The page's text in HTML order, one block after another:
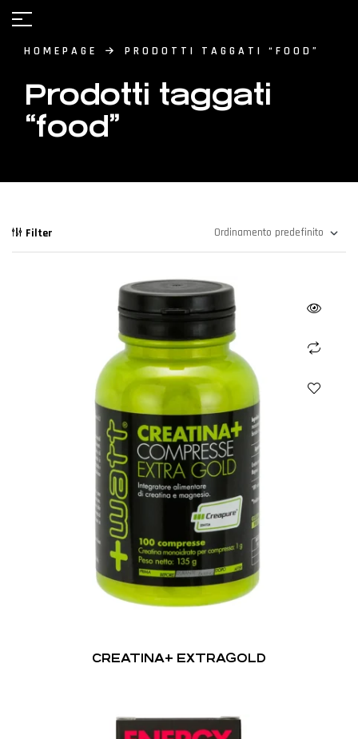
HOMEPAGE PRODOTTI TAGGATI “FOOD”
Prodotti taggati
“food”
Filter
CREATINA+ EXTRAGOLD